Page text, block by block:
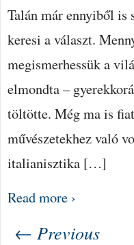
Talán már ennyiből is
keresi a választ.
megismerhessük a
elmondta –
töltötte. Még ma is
művészetekhez való
italianisztika […]
Read more ›
← Previous